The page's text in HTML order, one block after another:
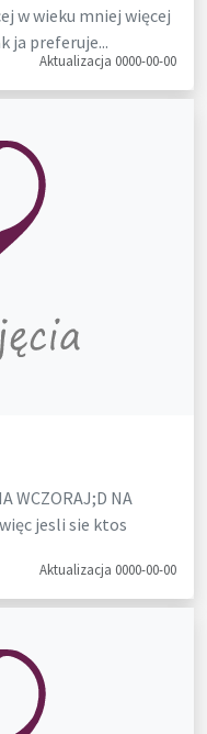
w wieku mniej więcej
ja preferuje...
Aktualizacja 0000-00-00
WCZORAJ;D NA
jesli sie ktos
Aktualizacja 0000-00-00